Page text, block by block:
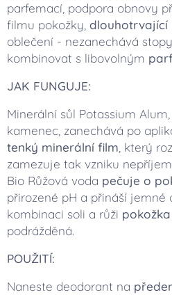
parfemací, podpora obnovy
filmu pokožky, dlouhotrvající
oblečení - nezanechává
kombinovat s libovolným
JAK FUNGUJE:
Minerální sůl Potassium
kamenec, zanechává po
tenký minerální film , který
zamezuje tak vzniku
Bio Růžová voda pečuje o
přirozené pH a přináší jemné
kombinaci soli a růži
podrážděná.
POUŽITÍ:
Naneste deodorant na